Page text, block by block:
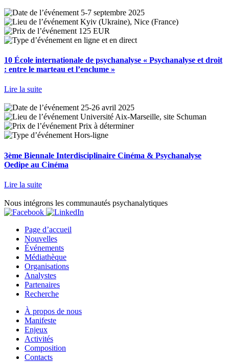
5-7 septembre 2025
Kyiv (Ukraine), Nice (France)
125 EUR
en ligne et en direct
10 École internationale de psychanalyse « Psychanalyse et droit
: entre le marteau et l’enclume »
Lire la suite
25-26 avril 2025
Université Aix-Marseille, site Schuman
Prix à déterminer
Hors-ligne
3ème Biennale Interdisciplinaire Cinéma & Psychanalyse
Oedipe au Cinéma
Lire la suite
Nous intégrons les communautés psychanalytiques
Page d’accueil
Nouvelles
Événements
Médiathèque
Organisations
Analystes
Partenaires
Recherche
À propos de nous
Manifeste
Enjeux
Activités
Composition
Contacts